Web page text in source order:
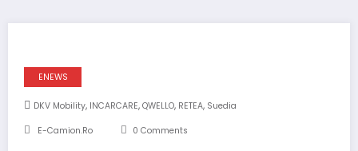
ENEWS
DKV Mobility, INCARCARE, QWELLO, RETEA, Suedia
E-Camion.ro 0 Comments